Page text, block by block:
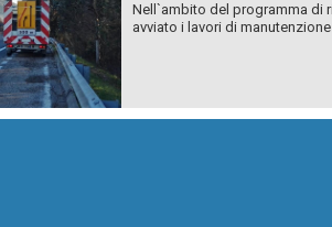
Nell`ambito del programma di
avviato i lavori di